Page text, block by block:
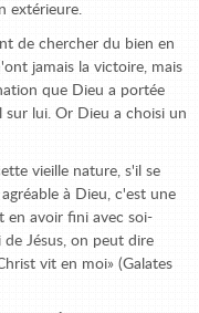
extérieure.
de chercher du bien en
jamais la victoire, mais
que Dieu a portée
sur lui. Or Dieu a choisi un
vieille nature, s'il se
à Dieu, c'est une
en avoir fini avec soi-
de Jésus, on peut dire
vit en moi» (Galates